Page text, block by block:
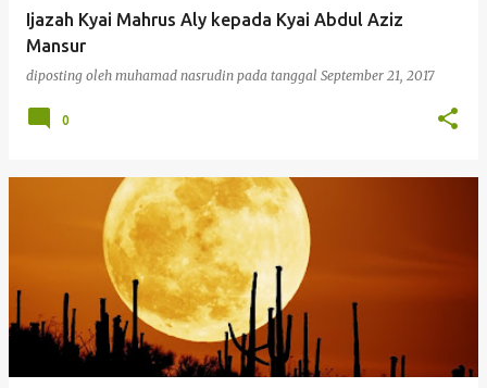
Ijazah Kyai Mahrus Aly kepada Kyai Abdul Aziz
Mansur
diposting oleh muhamad nasrudin pada tanggal September 21, 2017
0